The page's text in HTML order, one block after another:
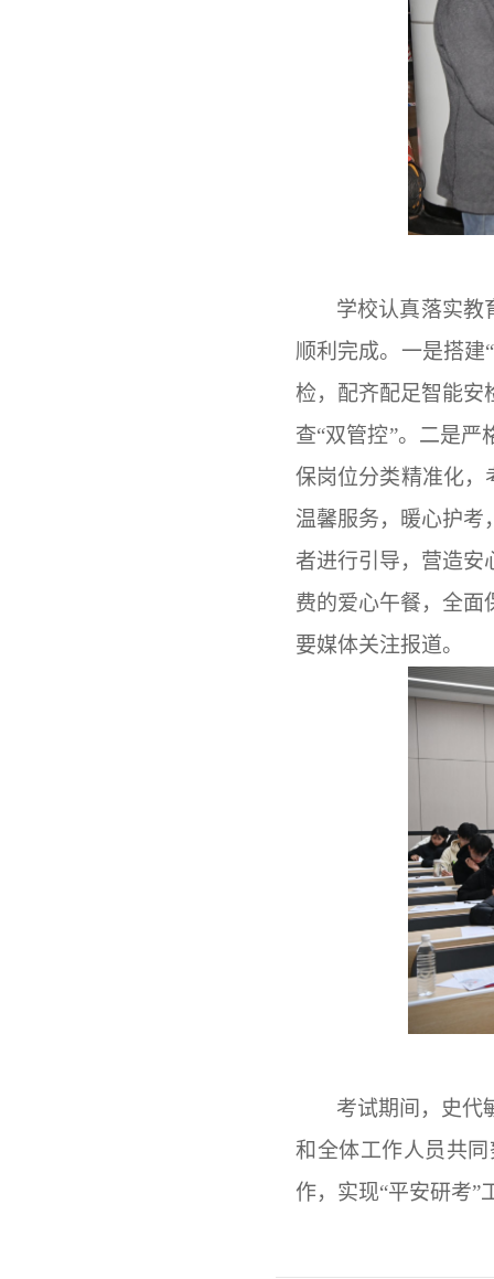
学校认真落实教
顺利完成。一是搭建
检，配齐配足智能安
查“双管控”。二是
保岗位分类精准化，
温馨服务，暖心护考
者进行引导，营造安
费的爱心午餐，全面
要媒体关注报道。
考试期间，史代
和全体工作人员共
作，实现“平安研考”